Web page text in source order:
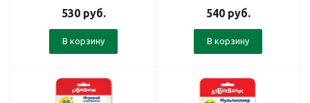
530руб.
В корзину
540руб.
В корзину